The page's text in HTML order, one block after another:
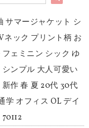
サマージャケット シ
ネック プリント柄 お
ェミニン シック ゆ
ンプル 大人可愛い
作 春 夏 20代 30代
学 オフィス OL デイ